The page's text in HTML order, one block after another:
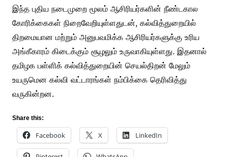
இந்த புதிய நடைமுறை மூலம் ஆசிரியர்களின் நீண்டகால
கோரிக்கைகள் நிறைவேறியுள்ளதுடன், கல்வித்துறையில்
திறமையான மற்றும் அனுபவமிக்க ஆசிரியர்களுக்கு உரிய
அங்கீகாரம் கிடைக்கும் சூழலும் உருவாகியுள்ளது. இதனால்
தமிழக பள்ளிக் கல்வித்துறையின் செயல்திறன் மேலும்
உயருமென கல்வி வட்டாரங்கள் நம்பிக்கை தெரிவித்து
வருகின்றன.
Share this:
Facebook X LinkedIn